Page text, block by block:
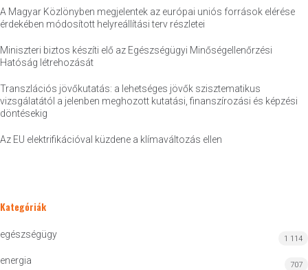
A Magyar Közlönyben megjelentek az európai uniós források elérése
érdekében módosított helyreállítási terv részletei
Miniszteri biztos készíti elő az Egészségügyi Minőségellenőrzési
Hatóság létrehozását
Transzlációs jövőkutatás: a lehetséges jövők szisztematikus
vizsgálatától a jelenben meghozott kutatási, finanszírozási és képzési
döntésekig
Az EU elektrifikációval küzdene a klímaváltozás ellen
Kategóriák
egészségügy 1 114
energia 707